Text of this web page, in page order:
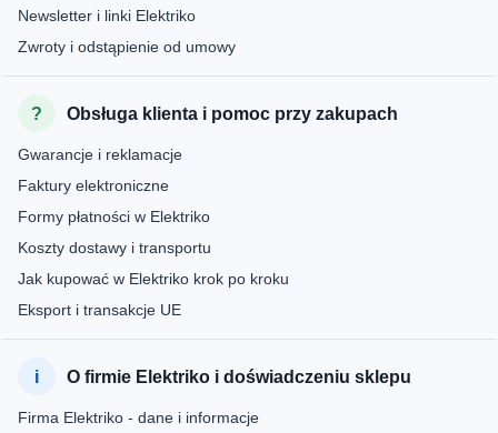
Newsletter i linki Elektriko
Zwroty i odstąpienie od umowy
Obsługa klienta i pomoc przy zakupach
Gwarancje i reklamacje
Faktury elektroniczne
Formy płatności w Elektriko
Koszty dostawy i transportu
Jak kupować w Elektriko krok po kroku
Eksport i transakcje UE
O firmie Elektriko i doświadczeniu sklepu
Firma Elektriko - dane i informacje